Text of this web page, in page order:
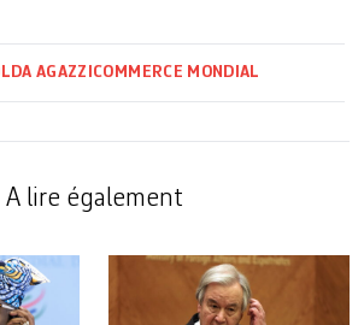
AGAZZI COMMERCE MONDIAL
A lire également